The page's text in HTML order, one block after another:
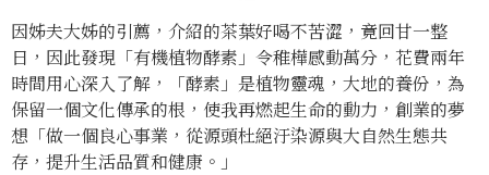
因姊夫大姊的引薦，介紹的茶葉好喝不苦澀，竟回甘一整
日，因此發現「有機植物酵素」令稚樺感動萬分，花費兩年
時間用心深入了解，「酵素」是植物靈魂，大地的養份，為
保留一個文化傳承的根，使我再燃起生命的動力，創業的夢
想「做一個良心事業，從源頭杜絕汙染源與大自然生態共
存，提升生活品質和健康。」